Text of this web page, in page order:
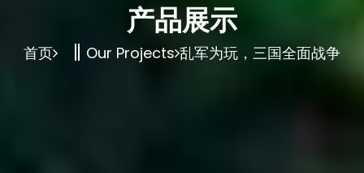
产品展示
首页 Our Projects 乱军为玩，三国全面战争